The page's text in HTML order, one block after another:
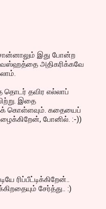
இது போன்ற
அதிகரிக்கவே
தொடர் தவிர எல்லாப்
இதை
கொள்ளவும். கதையைப்
போனில். :-))
ரிப்பீட்டிக்கிறேன்..
சேர்த்து.. :)